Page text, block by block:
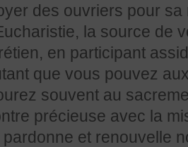
des ouvriers pour
la source de
en participant
que vous pouvez
souvent au
précieuse avec la
et renouvelle